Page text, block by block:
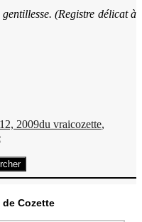
(Registre délicat à
2009du vraicozette,
sur
de
Belleville
Cozette